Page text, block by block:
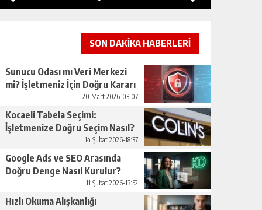
SON DAKİKA HABERLERİ
Sunucu Odası mı Veri Merkezi
mi? İşletmeniz İçin Doğru Kararı
20 Mart 2026-03:07
Kocaeli Tabela Seçimi:
İşletmenize Doğru Seçim Nasıl?
14 Şubat 2026-18:37
Google Ads ve SEO Arasında
Doğru Denge Nasıl Kurulur?
11 Şubat 2026-13:52
Hızlı Okuma Alışkanlığı